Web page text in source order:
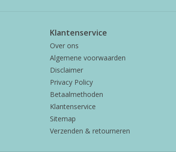
Klantenservice
Over ons
Algemene voorwaarden
Disclaimer
Privacy Policy
Betaalmethoden
Klantenservice
Sitemap
Verzenden & retourneren